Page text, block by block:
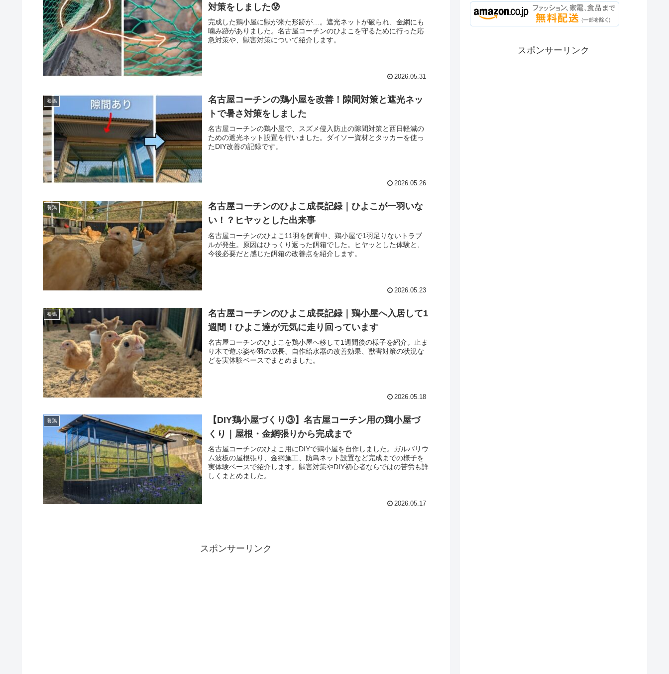
対策をしました😰
完成した鶏小屋に獣が来た形跡が…。遮光ネットが破られ、金網にも
噛み跡がありました。名古屋コーチンのひよこを守るために行った応
急対策や、獣害対策について紹介します。
2026.05.31
養鶏
名古屋コーチンの鶏小屋を改善！隙間対策と遮光ネッ
トで暑さ対策をしました
名古屋コーチンの鶏小屋で、スズメ侵入防止の隙間対策と西日軽減の
ための遮光ネット設置を行いました。ダイソー資材とタッカーを使っ
たDIY改善の記録です。
2026.05.26
養鶏
名古屋コーチンのひよこ成長記録｜ひよこが一羽いな
い！？ヒヤッとした出来事
名古屋コーチンのひよこ11羽を飼育中、鶏小屋で1羽足りないトラブ
ルが発生。原因はひっくり返った餌箱でした。ヒヤッとした体験と、
今後必要だと感じた餌箱の改善点を紹介します。
2026.05.23
養鶏
名古屋コーチンのひよこ成長記録｜鶏小屋へ入居して1
週間！ひよこ達が元気に走り回っています
名古屋コーチンのひよこを鶏小屋へ移して1週間後の様子を紹介。止ま
り木で遊ぶ姿や羽の成長、自作給水器の改善効果、獣害対策の状況な
どを実体験ベースでまとめました。
2026.05.18
養鶏
【DIY鶏小屋づくり③】名古屋コーチン用の鶏小屋づ
くり｜屋根・金網張りから完成まで
名古屋コーチンのひよこ用にDIYで鶏小屋を自作しました。ガルバリウ
ム波板の屋根張り、金網施工、防鳥ネット設置など完成までの様子を
実体験ベースで紹介します。獣害対策やDIY初心者ならではの苦労も詳
しくまとめました。
2026.05.17
スポンサーリンク
スポンサーリンク